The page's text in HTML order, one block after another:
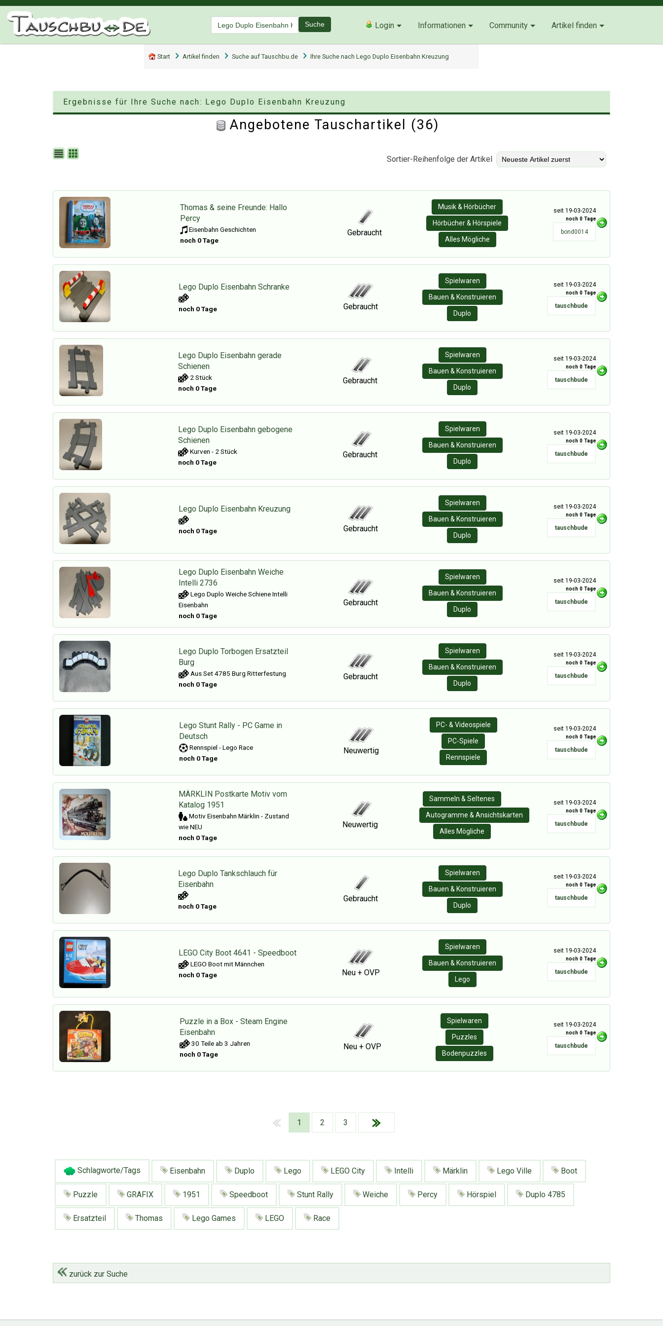
Suche Login Informationen Community Artikel finden
Start Artikel finden Suche auf Tauschbu.de Ihre Suche nach Lego Duplo Eisenbahn Kreuzung
Ergebnisse für Ihre Suche nach: Lego Duplo Eisenbahn Kreuzung
Angebotene Tauschartikel (36)
Sortier-Reihenfolge der Artikel
Thomas & seine Freunde: Hallo
Percy
Eisenbahn Geschichten
noch 0 Tage
Gebraucht
Musik & Hörbücher
Hörbücher & Hörspiele
Alles Mögliche
seit 19-03-2024
noch 0 Tage
bond0014
Lego Duplo Eisenbahn Schranke
noch 0 Tage Gebraucht
Spielwaren
Bauen & Konstruieren
Duplo
seit 19-03-2024
noch 0 Tage
tauschbude
Lego Duplo Eisenbahn gerade
Schienen
2 Stück
noch 0 Tage
Gebraucht
Spielwaren
Bauen & Konstruieren
Duplo
seit 19-03-2024
noch 0 Tage
tauschbude
Lego Duplo Eisenbahn gebogene
Schienen
Kurven - 2 Stück
noch 0 Tage
Gebraucht
Spielwaren
Bauen & Konstruieren
Duplo
seit 19-03-2024
noch 0 Tage
tauschbude
Lego Duplo Eisenbahn Kreuzung
noch 0 Tage Gebraucht
Spielwaren
Bauen & Konstruieren
Duplo
seit 19-03-2024
noch 0 Tage
tauschbude
Lego Duplo Eisenbahn Weiche
Intelli 2736
Lego Duplo Weiche Schiene Intelli
Eisenbahn
noch 0 Tage
Gebraucht
Spielwaren
Bauen & Konstruieren
Duplo
seit 19-03-2024
noch 0 Tage
tauschbude
Lego Duplo Torbogen Ersatzteil
Burg
Aus Set 4785 Burg Ritterfestung
noch 0 Tage
Gebraucht
Spielwaren
Bauen & Konstruieren
Duplo
seit 19-03-2024
noch 0 Tage
tauschbude
Lego Stunt Rally - PC Game in
Deutsch
Rennspiel - Lego Race
noch 0 Tage
Neuwertig
PC- & Videospiele
PC-Spiele
Rennspiele
seit 19-03-2024
noch 0 Tage
tauschbude
MÄRKLIN Postkarte Motiv vom
Katalog 1951
Motiv Eisenbahn Märklin - Zustand
wie NEU
noch 0 Tage
Neuwertig
Sammeln & Seltenes
Autogramme & Ansichtskarten
Alles Mögliche
seit 19-03-2024
noch 0 Tage
tauschbude
Lego Duplo Tankschlauch für
Eisenbahn
noch 0 Tage
Gebraucht
Spielwaren
Bauen & Konstruieren
Duplo
seit 19-03-2024
noch 0 Tage
tauschbude
LEGO City Boot 4641 - Speedboot
LEGO Boot mit Männchen
noch 0 Tage
Neu + OVP
Spielwaren
Bauen & Konstruieren
Lego
seit 19-03-2024
noch 0 Tage
tauschbude
Puzzle in a Box - Steam Engine
Eisenbahn
30 Teile ab 3 Jahren
noch 0 Tage
Neu + OVP
Spielwaren
Puzzles
Bodenpuzzles
seit 19-03-2024
noch 0 Tage
tauschbude
1 2 3
Schlagworte/Tags Eisenbahn Duplo Lego LEGO City Intelli Märklin Lego Ville Boot
Puzzle GRAFIX 1951 Speedboot Stunt Rally Weiche Percy Hörspiel Duplo 4785
Ersatzteil Thomas Lego Games LEGO Race
zurück zur Suche